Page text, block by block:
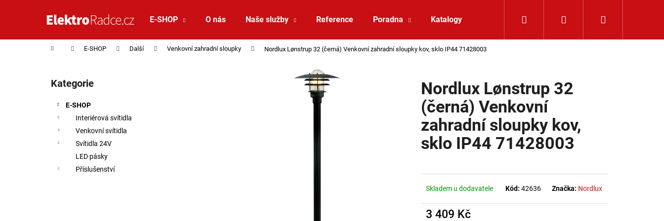
E-SHOP O nás Naše služby Reference Poradna Katalogy Přihlášení
Domů E-SHOP Další Venkovní zahradní sloupky Nordlux Lønstrup 32 (černá) Venkovní zahradní sloupky kov, sklo IP44 71428003
Přeskočit kategorie
Kategorie
E-SHOP
Interiérová svítidla
Venkovní svítidla
Svítidla 24V
LED pásky
Příslušenství
Nordlux Lønstrup 32
(černá) Venkovní
zahradní sloupky kov,
sklo IP44 71428003
Skladem u dodavatele Kód: 42636 Značka: Nordlux
3 409 Kč
Zpět
do
Zpět
do
Co potřebujete najít?
VÝPRODEJ LED2 LIŠTOVÉ SVÍTIDLO